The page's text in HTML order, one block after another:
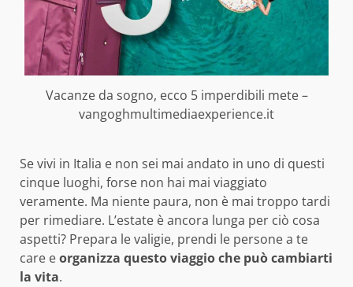
Vacanze da sogno, ecco 5 imperdibili mete –
vangoghmultimediaexperience.it
Se vivi in Italia e non sei mai andato in uno di questi
cinque luoghi, forse non hai mai viaggiato
veramente. Ma niente paura, non è mai troppo tardi
per rimediare. L’estate è ancora lunga per ciò cosa
aspetti? Prepara le valigie, prendi le persone a te
care eorganizza questo viaggio che può cambiarti
la vita.